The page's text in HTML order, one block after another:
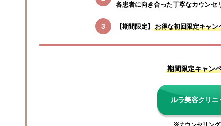
各患者に向き合った丁寧なカウン
【期間限定】 お得な初回限定キャン
期間限定キャン
ルラ美容クリニ
※カウンセリング